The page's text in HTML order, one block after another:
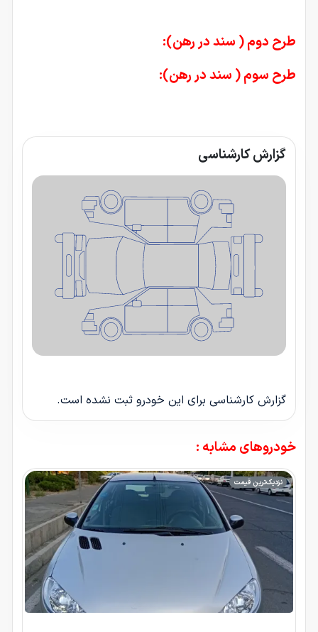
طرح دوم ( سند در رهن):
طرح سوم ( سند در رهن):
گزارش کارشناسی
گزارش کارشناسی برای این خودرو ثبت نشده است.
خودروهای مشابه :
نزدیک‌ترین قیمت